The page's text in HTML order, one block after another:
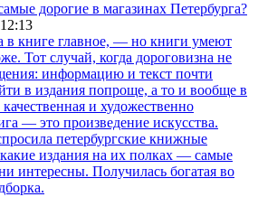
дорогие в магазинах Петербурга?
12:13
в книге главное, — но книги умеют
Тот случай, когда дороговизна не
информацию и текст почти
в издания попроще, а то и вообще в
и художественно
— это произведение искусства.
петербургские книжные
издания на их полках — самые
интересны. Получилась богатая во